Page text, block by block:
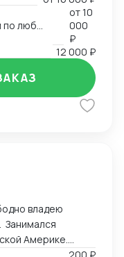
Международные грузоперевозки по любым маршрутам и любыми видами транспорта
от10
000
₽
12 000 ₽
владею
Занимался
Америке.